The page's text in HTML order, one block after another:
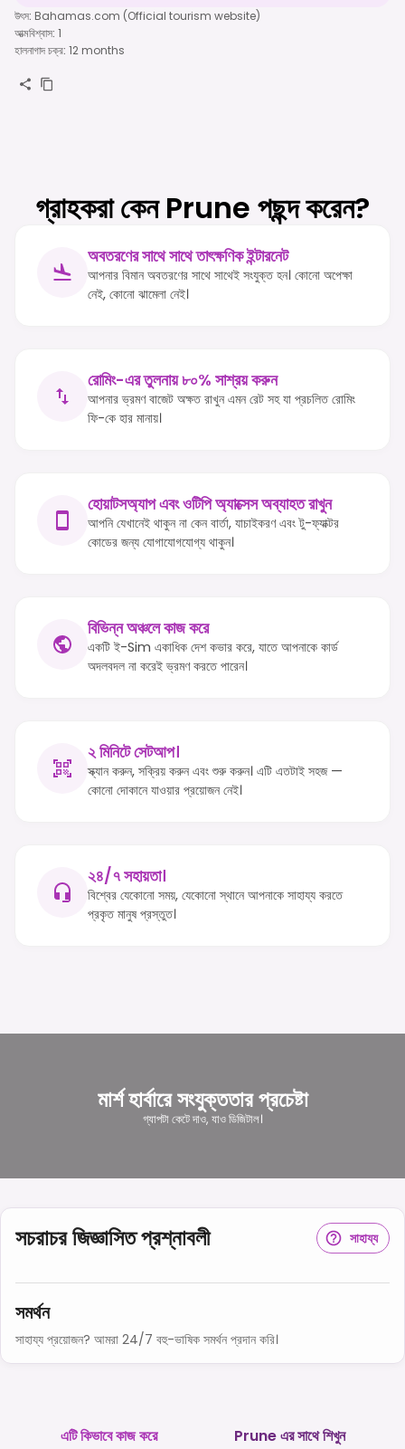
উৎস: Bahamas.com (Official tourism website)
আত্মবিশ্বাস: 1
হালনাগাদ চক্র: 12 months
গ্রাহকরা কেন Prune পছন্দ করেন?
অবতরণের সাথে সাথে তাৎক্ষণিক ইন্টারনেট
আপনার বিমান অবতরণের সাথে সাথেই সংযুক্ত হন। কোনো অপেক্ষা
নেই, কোনো ঝামেলা নেই।
রোমিং-এর তুলনায় ৮০% সাশ্রয় করুন
আপনার ভ্রমণ বাজেট অক্ষত রাখুন এমন রেট সহ যা প্রচলিত রোমিং
ফি-কে হার মানায়।
হোয়াটসঅ্যাপ এবং ওটিপি অ্যাক্সেস অব্যাহত রাখুন
আপনি যেখানেই থাকুন না কেন বার্তা, যাচাইকরণ এবং টু-ফ্যাক্টর
কোডের জন্য যোগাযোগযোগ্য থাকুন।
বিভিন্ন অঞ্চলে কাজ করে
একটি ই-Sim একাধিক দেশ কভার করে, যাতে আপনাকে কার্ড
অদলবদল না করেই ভ্রমণ করতে পারেন।
২ মিনিটে সেটআপ।
স্ক্যান করুন, সক্রিয় করুন এবং শুরু করুন। এটি এতটাই সহজ —
কোনো দোকানে যাওয়ার প্রয়োজন নেই।
২৪/৭ সহায়তা।
বিশ্বের যেকোনো সময়, যেকোনো স্থানে আপনাকে সাহায্য করতে
প্রকৃত মানুষ প্রস্তুত।
মার্শ হার্বারে সংযুক্ততার প্রচেষ্টা
গ্যাপটা কেটে দাও, যাও ডিজিটাল।
সচরাচর জিজ্ঞাসিত প্রশ্নাবলী সাহায্য
সমর্থন
সাহায্য প্রয়োজন? আমরা 24/7 বহু-ভাষিক সমর্থন প্রদান করি।
এটি কিভাবে কাজ করে Prune এর সাথে শিখুন